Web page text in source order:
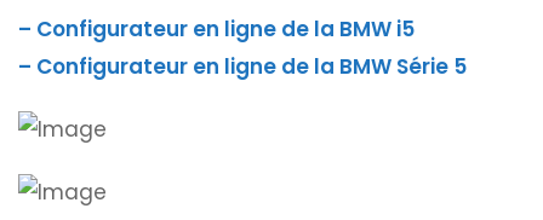
– Configurateur en ligne de la BMW i5
– Configurateur en ligne de la BMW Série 5